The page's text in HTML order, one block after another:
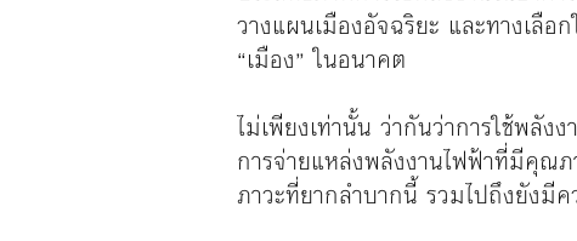
วางแผนเมืองอัจฉริยะ และทางเลื
“เมือง” ในอนาคต
ไม่เพียงเท่านั้น ว่ากันว่าการใช้พลัง
การจ่ายแหล่งพลังงานไฟฟ้าที่มีคุณ
ภาวะที่ยากลำบากนี้ รวมไปถึงยังมี